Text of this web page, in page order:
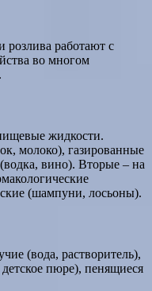
розлива работают с
во многом
жидкости.
молоко), газированные
вино). Вторые – на
(шампуни, лосьоны).
(вода, растворитель),
пюре), пенящиеся